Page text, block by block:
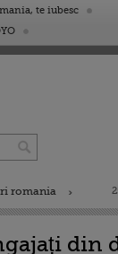
te iubesc
romania
din